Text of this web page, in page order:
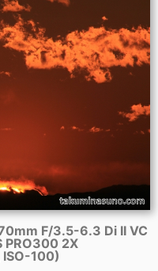
F/3.5-6.3 Di II VC
PRO300 2X
100)